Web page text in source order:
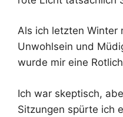
Als ich letzten Winter
Unwohlsein und
wurde mir eine
Ich war skeptisch,
Sitzungen spürte ich